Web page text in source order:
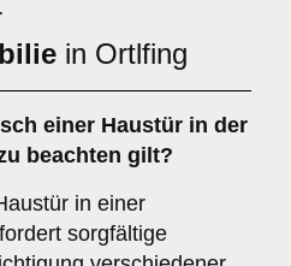
in Ortlfing
einer Haustür in der
beachten gilt?
in einer
sorgfältige